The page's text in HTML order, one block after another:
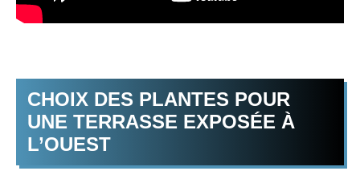
CHOIX DES PLANTES POUR
UNE TERRASSE EXPOSÉE À
L’OUEST